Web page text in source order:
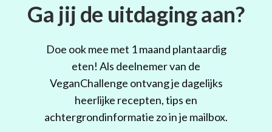
Ga jij de uitdaging aan?
Doe ook mee met 1 maand plantaardig
eten! Als deelnemer van de
VeganChallenge ontvang je dagelijks
heerlijke recepten, tips en
achtergrondinformatie zo in je mailbox.